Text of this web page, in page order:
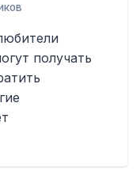
получать